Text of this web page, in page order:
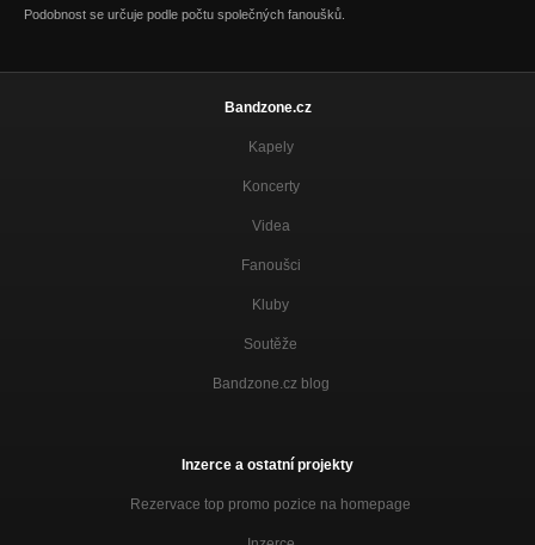
Podobnost se určuje podle počtu společných fanoušků.
Bandzone.cz
Kapely
Koncerty
Videa
Fanoušci
Kluby
Soutěže
Bandzone.cz blog
Inzerce a ostatní projekty
Rezervace top promo pozice na homepage